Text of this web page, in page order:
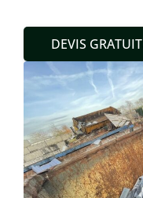
DEVIS GRATUIT